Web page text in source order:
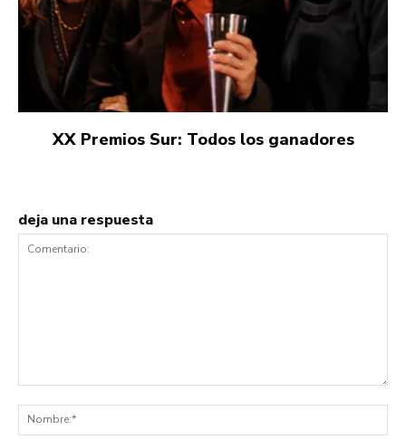
XX Premios Sur: Todos los ganadores
deja una respuesta